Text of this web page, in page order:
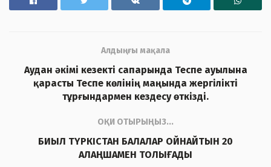
Алдыңғы мақала
Аудан әкімі кезекті сапарында Теспе ауылына
қарасты Теспе көлінің маңында жергілікті
тұрғындармен кездесу өткізді.
ОҚИ ОТЫРЫҢЫЗ...
БИЫЛ ТҮРКІСТАН БАЛАЛАР ОЙНАЙТЫН 20
АЛАҢШАМЕН ТОЛЫҒАДЫ